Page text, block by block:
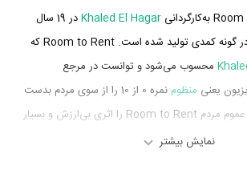
Khaled El Hagar
در 19 سال
پیش یعنی سال 1379 در گونه کمدی تولید شده است. Room to Rent که
محسوب می‌شود و توانست در مرجع
یعنی منظوم
نمره 0 از 10 را از سوی مردم بدست
بیاورد که نشان می‌دهد عموم مردم Room to Rent را اثری بی‌ارزش و بسیار
نمایش بیشتر